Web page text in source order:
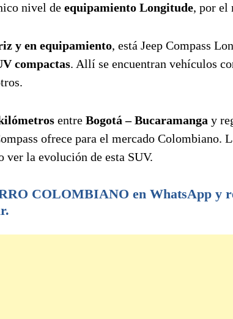
nivel de equipamiento Longitude, por el
y en equipamiento, está Jeep Compass
compactas. Allí se encuentran vehículos
entre Bogotá – Bucaramanga y
ofrece para el mercado Colombiano.
ver la evolución de esta SUV.
COLOMBIANO en WhatsApp y